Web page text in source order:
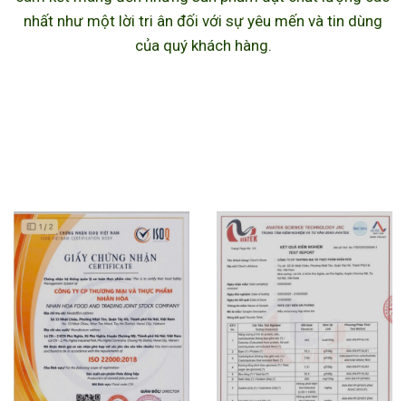
nhất như một lời tri ân đối với sự yêu mến và tin dùng
của quý khách hàng.